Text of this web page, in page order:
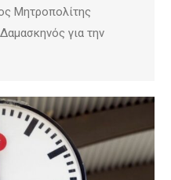
Μητροπολίτης
για την